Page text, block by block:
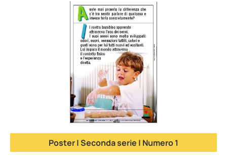
Poster | Seconda serie | Numero 1